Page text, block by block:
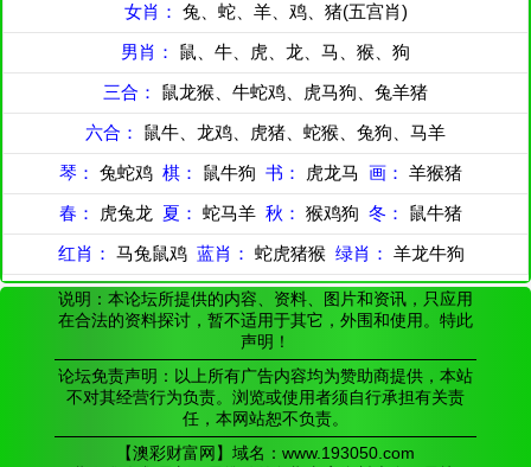
女肖： 兔、蛇、羊、鸡、猪(五宫肖)
男肖： 鼠、牛、虎、龙、马、猴、狗
三合： 鼠龙猴、牛蛇鸡、虎马狗、兔羊猪
六合： 鼠牛、龙鸡、虎猪、蛇猴、兔狗、马羊
琴： 兔蛇鸡 棋： 鼠牛狗 书： 虎龙马 画： 羊猴猪
春：
虎兔龙 夏： 蛇马羊 秋： 猴鸡狗 冬： 鼠牛猪
红肖： 马兔鼠鸡 蓝肖： 蛇虎猪猴 绿肖： 羊龙牛狗
说明：本论坛所提供的内容、资料、图片和资讯，只应用
在合法的资料探讨，暂不适用于其它，外围和使用。特此
声明！
论坛免责声明：以上所有广告内容均为赞助商提供，本站
不对其经营行为负责。浏览或使用者须自行承担有关责
任，本网站恕不负责。
【澳彩财富网】域名：www.193050.com